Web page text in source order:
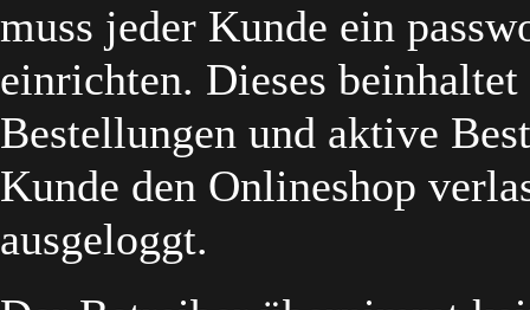
muss jeder Kunde ein
einrichten. Dieses
Bestellungen und aktive
Kunde den Onlineshop
ausgeloggt.